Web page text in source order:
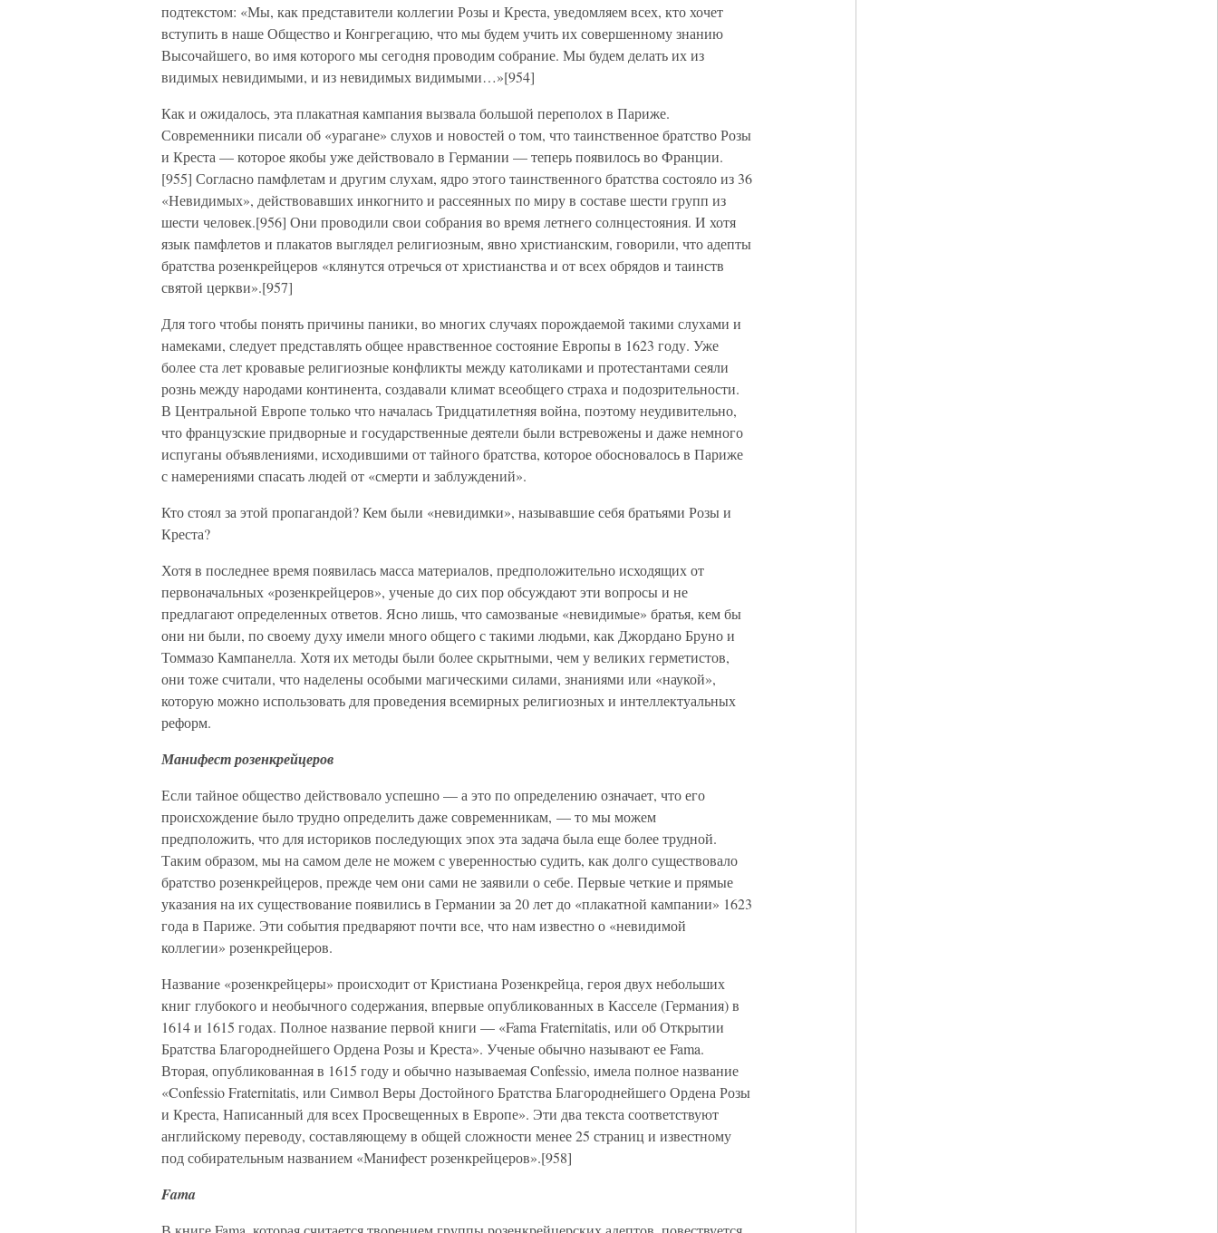
подтекстом: «Мы, как представители коллегии Розы и Креста, уведомляем всех, кто хочет
вступить в наше Общество и Конгрегацию, что мы будем учить их совершенному знанию
Высочайшего, во имя которого мы сегодня проводим собрание. Мы будем делать их из
видимых невидимыми, и из невидимых видимыми…»[954]
Как и ожидалось, эта плакатная кампания вызвала большой переполох в Париже.
Современники писали об «урагане» слухов и новостей о том, что таинственное братство Розы
и Креста — которое якобы уже действовало в Германии — теперь появилось во Франции.
[955] Согласно памфлетам и другим слухам, ядро этого таинственного братства состояло из 36
«Невидимых», действовавших инкогнито и рассеянных по миру в составе шести групп из
шести человек.[956] Они проводили свои собрания во время летнего солнцестояния. И хотя
язык памфлетов и плакатов выглядел религиозным, явно христианским, говорили, что адепты
братства розенкрейцеров «клянутся отречься от христианства и от всех обрядов и таинств
святой церкви».[957]
Для того чтобы понять причины паники, во многих случаях порождаемой такими слухами и
намеками, следует представлять общее нравственное состояние Европы в 1623 году. Уже
более ста лет кровавые религиозные конфликты между католиками и протестантами сеяли
рознь между народами континента, создавали климат всеобщего страха и подозрительности.
В Центральной Европе только что началась Тридцатилетняя война, поэтому неудивительно,
что французские придворные и государственные деятели были встревожены и даже немного
испуганы объявлениями, исходившими от тайного братства, которое обосновалось в Париже
с намерениями спасать людей от «смерти и заблуждений».
Кто стоял за этой пропагандой? Кем были «невидимки», называвшие себя братьями Розы и
Креста?
Хотя в последнее время появилась масса материалов, предположительно исходящих от
первоначальных «розенкрейцеров», ученые до сих пор обсуждают эти вопросы и не
предлагают определенных ответов. Ясно лишь, что самозваные «невидимые» братья, кем бы
они ни были, по своему духу имели много общего с такими людьми, как Джордано Бруно и
Томмазо Кампанелла. Хотя их методы были более скрытными, чем у великих герметистов,
они тоже считали, что наделены особыми магическими силами, знаниями или «наукой»,
которую можно использовать для проведения всемирных религиозных и интеллектуальных
реформ.
Манифест розенкрейцеров
Если тайное общество действовало успешно — а это по определению означает, что его
происхождение было трудно определить даже современникам, — то мы можем
предположить, что для историков последующих эпох эта задача была еще более трудной.
Таким образом, мы на самом деле не можем с уверенностью судить, как долго существовало
братство розенкрейцеров, прежде чем они сами не заявили о себе. Первые четкие и прямые
указания на их существование появились в Германии за 20 лет до «плакатной кампании» 1623
года в Париже. Эти события предваряют почти все, что нам известно о «невидимой
коллегии» розенкрейцеров.
Название «розенкрейцеры» происходит от Кристиана Розенкрейца, героя двух небольших
книг глубокого и необычного содержания, впервые опубликованных в Касселе (Германия) в
1614 и 1615 годах. Полное название первой книги — «Fama Fraternitatis, или об Открытии
Братства Благороднейшего Ордена Розы и Креста». Ученые обычно называют ее Fama.
Вторая, опубликованная в 1615 году и обычно называемая Confessio, имела полное название
«Confessio Fraternitatis, или Символ Веры Достойного Братства Благороднейшего Ордена Розы
и Креста, Написанный для всех Просвещенных в Европе». Эти два текста соответствуют
английскому переводу, составляющему в общей сложности менее 25 страниц и известному
под собирательным названием «Манифест розенкрейцеров».[958]
Fama